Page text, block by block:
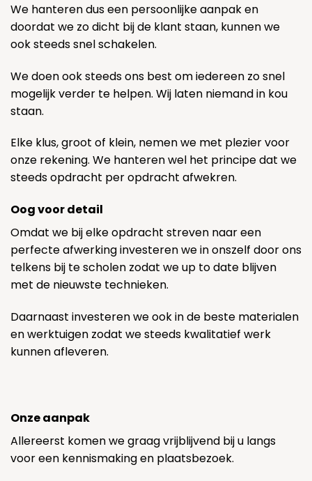
We hanteren dus een persoonlijke aanpak en
doordat we zo dicht bij de klant staan, kunnen we
ook steeds snel schakelen.
We doen ook steeds ons best om iedereen zo snel
mogelijk verder te helpen. Wij laten niemand in kou
staan.
Elke klus, groot of klein, nemen we met plezier voor
onze rekening. We hanteren wel het principe dat we
steeds opdracht per opdracht afwekren.
Oog voor detail
Omdat we bij elke opdracht streven naar een
perfecte afwerking investeren we in onszelf door ons
telkens bij te scholen zodat we up to date blijven
met de nieuwste technieken.
Daarnaast investeren we ook in de beste materialen
en werktuigen zodat we steeds kwalitatief werk
kunnen afleveren.
Onze aanpak
Allereerst komen we graag vrijblijvend bij u langs
voor een kennismaking en plaatsbezoek.